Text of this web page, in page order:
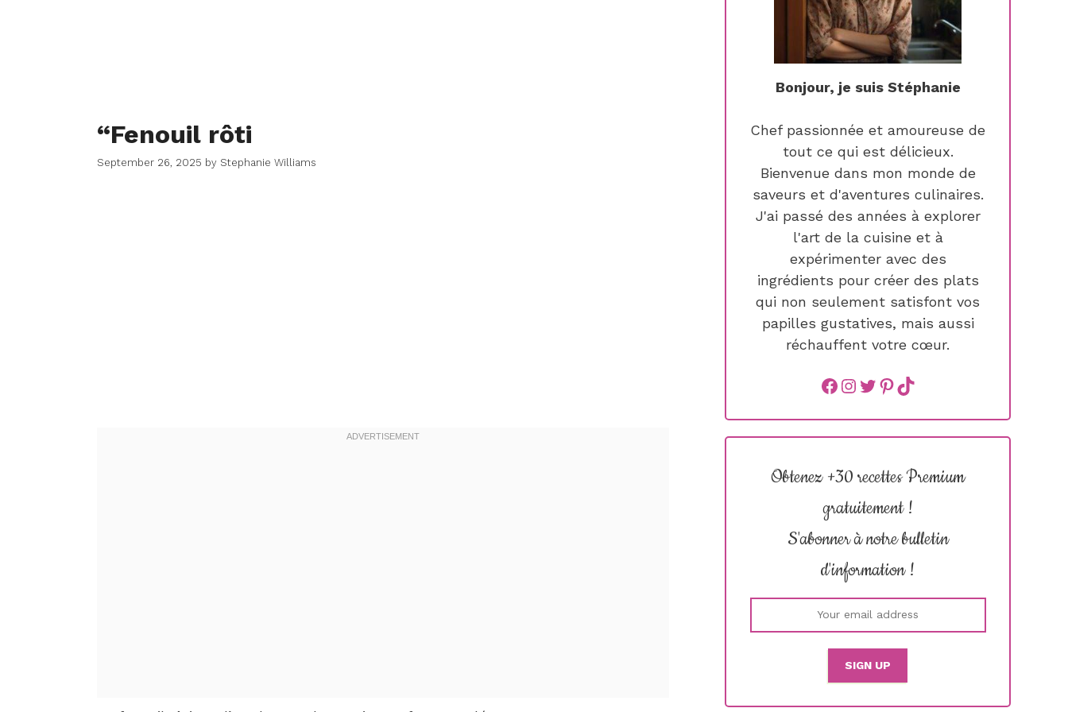
“Fenouil rôti
September 26, 2025 by Stephanie Williams
Bonjour, je suis Stéphanie
Chef passionnée et amoureuse de
tout ce qui est délicieux.
Bienvenue dans mon monde de
saveurs et d'aventures culinaires.
J'ai passé des années à explorer
l'art de la cuisine et à
expérimenter avec des
ingrédients pour créer des plats
qui non seulement satisfont vos
papilles gustatives, mais aussi
réchauffent votre cœur.
Facebook
instagram
Twitter
Pinterest
TikTok
Obtenez +30 recettes Premium
gratuitement !
S'abonner à notre bulletin
d'information !